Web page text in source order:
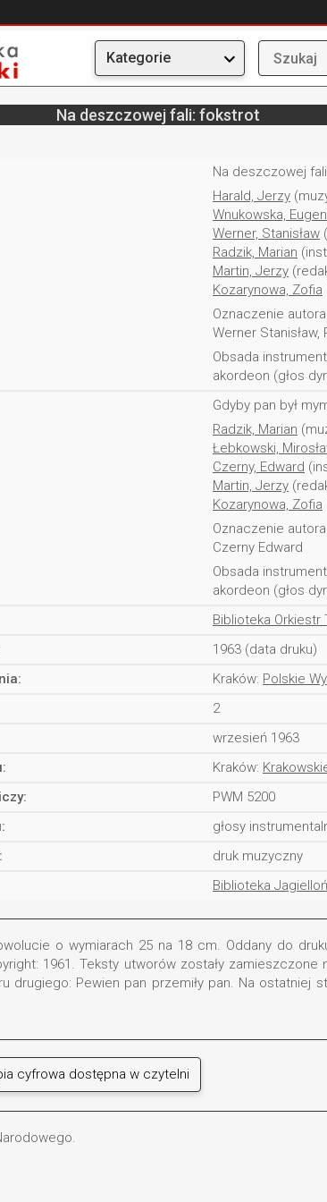
Kategorie
Na deszczowej fali: fokstrot
Na deszczowej
Harald, Jerzy
Wnukowska,
Werner, Stanisław
Radzik, Marian
Martin, Jerzy
Kozarynowa, Zofia
Oznaczenie
Werner Stanisław,
Obsada
akordeon (głos
Gdyby pan był
Radzik, Marian
Łebkowski,
Czerny, Edward
Martin, Jerzy
Kozarynowa, Zofia
Oznaczenie
Czerny Edward
Obsada
akordeon (głos
Biblioteka Orkiestr
1963 (data druku)
Kraków: Polskie
2
wrzesień 1963
Kraków:
PWM 5200
głosy
druk muzyczny
Biblioteka
o wymiarach 25 na 18 cm. Oddany do
1961. Teksty utworów zostały
Pewien pan przemiły pan. Na ostatniej
cyfrowa dostępna w czytelni